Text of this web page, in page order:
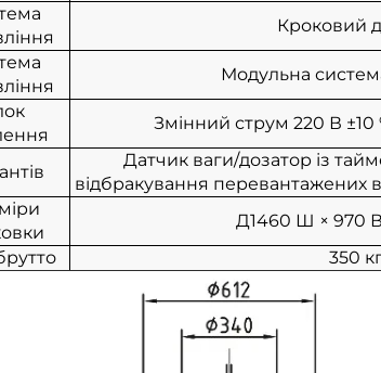
Кроковий
Модульна
Змінний струм 220 В ±10
Датчик ваги/дозатор із
відбракування перевантажених
Д1460 Ш × 970
350